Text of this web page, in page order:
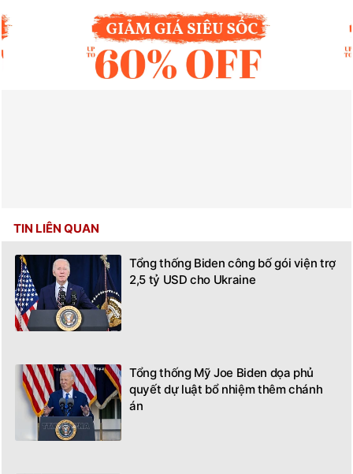
TIN LIÊN QUAN
Tổng thống Biden công bố gói viện trợ
2,5 tỷ USD cho Ukraine
Tổng thống Mỹ Joe Biden dọa phủ
quyết dự luật bổ nhiệm thêm chánh
án